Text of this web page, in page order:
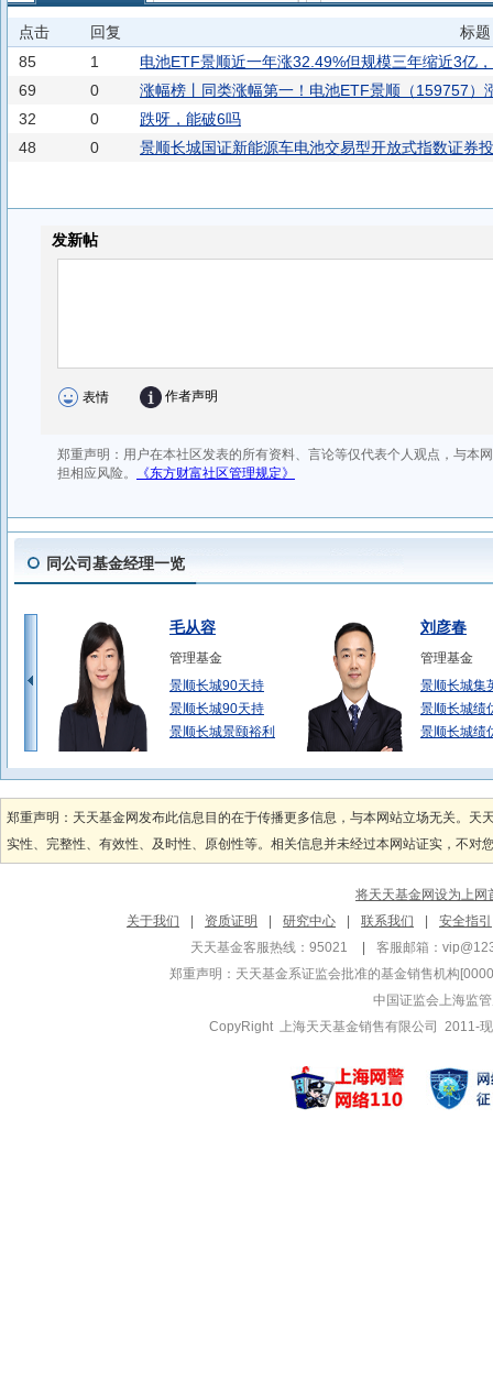
景顺长城纳斯达克科技ETF联接(QDII)A人民币
景顺长城创业
景顺长城纳斯达克科技ETF联接(QDII)E人民币
中证500增强
景顺长城国证港股通红利低波动率ETF联接A
景顺长城国证港
景顺长城北证50成份指数C
景顺长城中证科创创业人工智能ETF联接A
景顺长城中证科创
点击 回复
标题
85
1
电池ETF景顺近一年涨32.49%但规模三年缩近3亿
69
0
涨幅榜丨同类涨幅第一！电池ETF景顺（159757）
32
0
跌呀，能破6吗
48
0 景顺长城国证新能源车电池交易型开放式指数证券
同公司基金经理一览
毛从容
管理基金
景顺长城90天持
景顺长城90天持
景顺长城景颐裕利
刘彦春
管理基金
景顺长城集
景顺长城绩
景顺长城绩
董晗
管理基金
景顺长城景颐双利
景顺长城景颐双利
邓敬东
管理基金
景顺长城优
景顺长城泰
管理基金
景顺长城景盛双息
管理基金
景顺长城沪
景顺长城量
管理基金
景顺长城医
郑重声明：天天基金网发布此信息目的在于传播更多信息，与本网站立场无关。
实性、完整性、有效性、及时性、原创性等。相关信息并未经过本网站证实，不
将天天基金网设为上网
关于我们
资质证明 研究中心 联系我们
安全指引
天天基金客服热线：95021
客服邮箱：
郑重声明： 天天基金系证监会批准的基金销售机构
中国证监会上海监
CopyRight 上海天天基金销售有限公司 2011-